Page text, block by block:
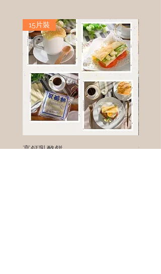
15片裝
高鈣乳酪餅 樹葡萄